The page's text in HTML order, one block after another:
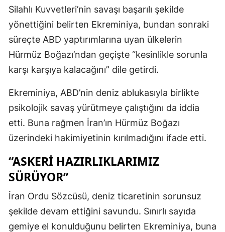
Silahlı Kuvvetleri’nin savaşı başarılı şekilde
yönettiğini belirten Ekreminiya, bundan sonraki
süreçte ABD yaptırımlarına uyan ülkelerin
Hürmüz Boğazı’ndan geçişte “kesinlikle sorunla
karşı karşıya kalacağını” dile getirdi.
Ekreminiya, ABD’nin deniz ablukasıyla birlikte
psikolojik savaş yürütmeye çalıştığını da iddia
etti. Buna rağmen İran’ın Hürmüz Boğazı
üzerindeki hakimiyetinin kırılmadığını ifade etti.
“ASKERI HAZIRLIKLARIMIZ
SÜRÜYOR”
İran Ordu Sözcüsü, deniz ticaretinin sorunsuz
şekilde devam ettiğini savundu. Sınırlı sayıda
gemiye el konulduğunu belirten Ekreminiya, buna